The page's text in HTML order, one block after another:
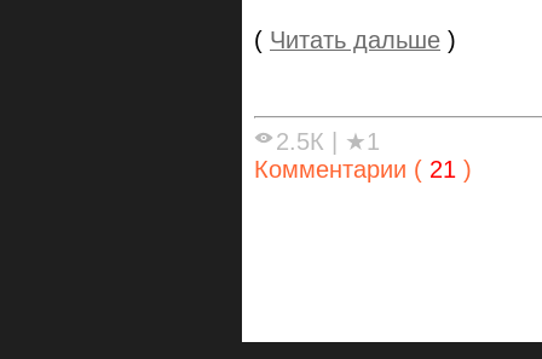
( Читать дальше )
2.5К | ★1
Комментарии ( 21 )